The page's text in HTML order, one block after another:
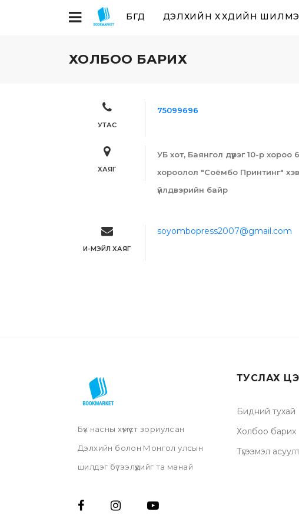
БҮГД ДЭЛХИЙН ХҮҮХДИЙН
ХОЛБОО БАРИХ
УТАС
75099696
ХАЯГ
УБ хот, Баянгол дүүрэг 10-р хороо
хороолол "Соёмбо Принтинг"
үйлдвэрийн байр
И-МЭЙЛ ХАЯГ
soyombopress2007@gmail.com
Бүх насны хүмүүст зориулсан
Дэлхийн болон Монгол улсын
шилдэг бүтээлүүдийг та манай
үзэх мөн хүссэн газраа хүргүүлэх
ТУСЛАХ
Бидний тухай
Холбоо барих
Түгээмэл